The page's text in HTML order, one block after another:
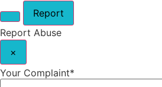
Report
Report Abuse
×
Your Complaint*